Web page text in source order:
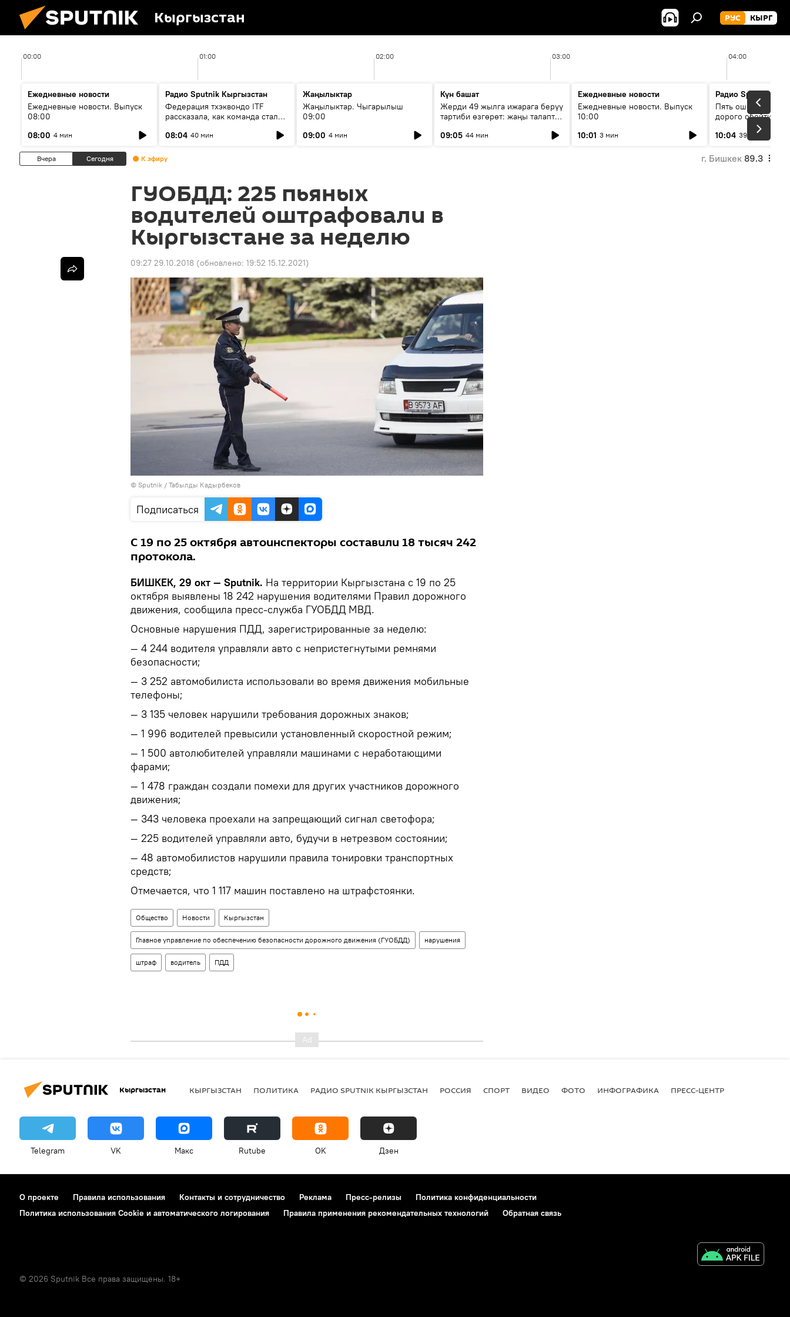
Кыргызстан РУС КЫРГ
00:00 01:00 02:00 03:00 04:00
Ежедневные новости
Ежедневные новости. Выпуск
08:00
08:00 4 мин
Радио Sputnik Кыргызстан
Федерация тхэквондо ITF
рассказала, как команда стала
08:04 40 мин
Жаңылыктар
Жаңылыктар. Чыгарылыш
09:00
09:00 4 мин
Күн башат
Жерди 49 жылга ижарага берүү
тартиби өзгөрөт: жаңы талаптар
09:05 44 мин
Ежедневные новости
Ежедневные новости. Выпуск
10:00
10:01 3 мин
Радио Sputnik
Пять ошибок
дорого обойтись
10:04 39 мин
Вчера Сегодня К эфиру г. Бишкек 89.3
ГУОБДД: 225 пьяных
водителей оштрафовали в
Кыргызстане за неделю
09:27 29.10.2018 (обновлено: 19:52 15.12.2021)
© Sputnik / Табылды Кадырбеков
Подписаться
С 19 по 25 октября автоинспекторы составили 18 тысяч 242
протокола.
БИШКЕК, 29 окт — Sputnik. На территории Кыргызстана с 19 по 25
октября выявлены 18 242 нарушения водителями Правил дорожного
движения, сообщила пресс-служба ГУОБДД МВД.
Основные нарушения ПДД, зарегистрированные за неделю:
— 4 244 водителя управляли авто с непристегнутыми ремнями
безопасности;
— 3 252 автомобилиста использовали во время движения мобильные
телефоны;
— 3 135 человек нарушили требования дорожных знаков;
— 1 996 водителей превысили установленный скоростной режим;
— 1 500 автолюбителей управляли машинами с неработающими
фарами;
— 1 478 граждан создали помехи для других участников дорожного
движения;
— 343 человека проехали на запрещающий сигнал светофора;
— 225 водителей управляли авто, будучи в нетрезвом состоянии;
— 48 автомобилистов нарушили правила тонировки транспортных
средств;
Отмечается, что 1 117 машин поставлено на штрафстоянки.
Общество Новости Кыргызстан
Главное управление по обеспечению безопасности дорожного движения (ГУОБДД) нарушения
штраф водитель ПДД
Кыргызстан КЫРГЫЗСТАН ПОЛИТИКА РАДИО SPUTNIK КЫРГЫЗСТАН РОССИЯ СПОРТ ВИДЕО ФОТО ИНФОГРАФИКА ПРЕСС-ЦЕНТР
Telegram VK Макс Rutube OK Дзен
О проекте Правила использования Контакты и сотрудничество Реклама Пресс-релизы
Политика конфиденциальности
Политика использования Cookie и автоматического логирования
Правила применения рекомендательных технологий Обратная связь
© 2026 Sputnik Все права защищены. 18+